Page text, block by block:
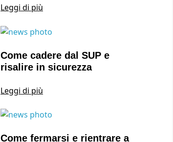
Leggi di più
Come cadere dal SUP e
risalire in sicurezza
Leggi di più
Come fermarsi e rientrare a